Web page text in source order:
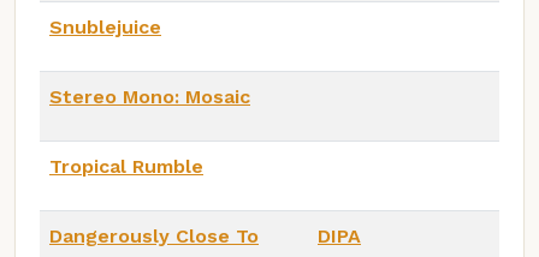
Snublejuice
Stereo Mono: Mosaic
Tropical Rumble
Dangerously Close To
DIPA